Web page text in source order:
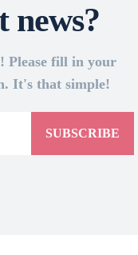
news?
Please fill in your
It's that simple!
SUBSCRIBE